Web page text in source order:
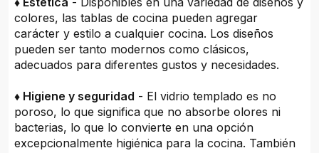
colores, las tablas de cocina pueden agregar
carácter y estilo a cualquier cocina. Los diseños
pueden ser tanto modernos como clásicos,
adecuados para diferentes gustos y necesidades.
♦ Higiene y seguridad - El vidrio templado es no
poroso, lo que significa que no absorbe olores ni
bacterias, lo que lo convierte en una opción
excepcionalmente higiénica para la cocina. También